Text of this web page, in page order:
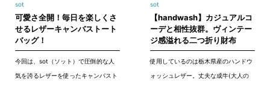
sot
可愛さ全開！毎日を楽しくさ
せるレザーキャンバストート
バッグ！
今回は、sot（ソット）で圧倒的な人
気を誇るレザーを使ったキャンバスト
sot
【handwash】カジュアルコ
ーデと相性抜群。ヴィンテー
ジ感溢れる二つ折り財布
使用しているのは栃木県産のハンドウ
ォッシュレザー。丈夫な成牛(大人の